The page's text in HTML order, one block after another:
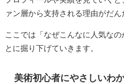
ァン層から支持される理由がだん
ここでは「なぜこんなに人気な
とに掘り下げていきます。
美術初心者にやさしいわ